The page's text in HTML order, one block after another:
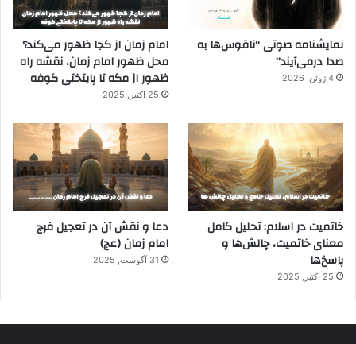
نمایشنامه صوتی “ناقوس‌ها به
صدا در‌می‌آیند”
4 ژوئن, 2026
امام زمان از کجا ظهور می‌کند؟
محل ظهور امام زمان، نقشه راه
ظهور از مکه تا پایتختی کوفه
25 اکتبر, 2025
خاتمیت در اسلام: تحلیل کامل
معنای خاتمیت، چالش‌ها و
پاسخ‌ها
25 اکتبر, 2025
دعا و نقش آن در تعجیل فرج
امام زمان (عج)
31 آگوست, 2025